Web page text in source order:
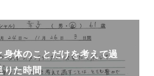
身体のことだけを考えて過
りた時間